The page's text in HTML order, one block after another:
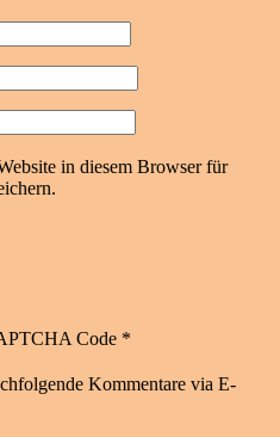
in diesem Browser für
Code *
Kommentare via E-